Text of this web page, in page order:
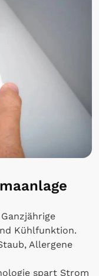
Ganzjährige
Kühlfunktion.
Allergene
spart Strom